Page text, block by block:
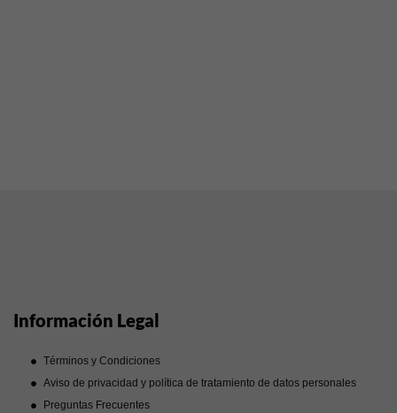
Información Legal
Términos y Condiciones
Aviso de privacidad y política de tratamiento de datos personales
Preguntas Frecuentes